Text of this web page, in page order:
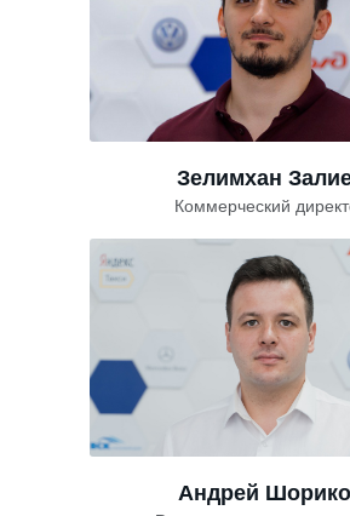
Зелимхан
Андрей
Коммерческий